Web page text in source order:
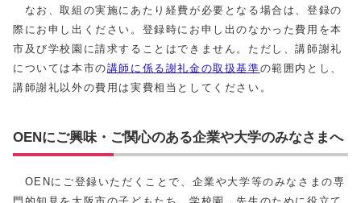
なお、取組の実施にあたり経費が必要となる場合は、登録の
際にお申し出ください。登録時にお申し出のなかった費用を本
市及び学校園に請求することはできません。ただし、講師謝礼
については本市の講師に係る謝礼金の取扱基準の範囲内とし、
講師謝礼以外の費用は実費相当としてください。
OENにご興味・ご関心のある企業や大学のみなさまへ
OENにご登録いただくことで、企業や大学等のみなさまの専